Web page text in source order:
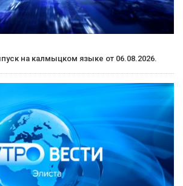
на калмыцком языке от 06.08.2026.